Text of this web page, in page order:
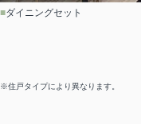
■ダイニングセット
※住戸タイプにより異なります。